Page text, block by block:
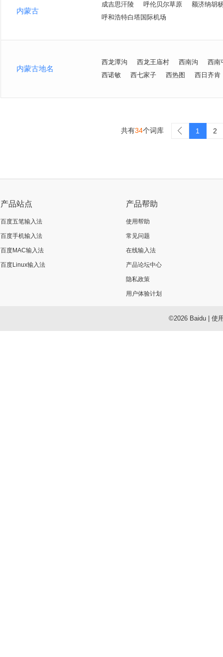
内蒙古
成吉思汗陵 呼伦贝尔草原
额济纳胡
呼和浩特白塔国际机场
内蒙古地名
西龙潭沟 西龙王庙村 西南沟
西南
西诺敏
西七家子 西热图 西日齐肯
共有34个词库 1 2
产品站点
百度五笔输入法
百度手机输入法
百度MAC输入法
百度Linux输入法
产品帮助
使用帮助
常见问题
在线输入法
产品论坛中心
隐私政策
用户体验计划
©2026 Baidu| 使